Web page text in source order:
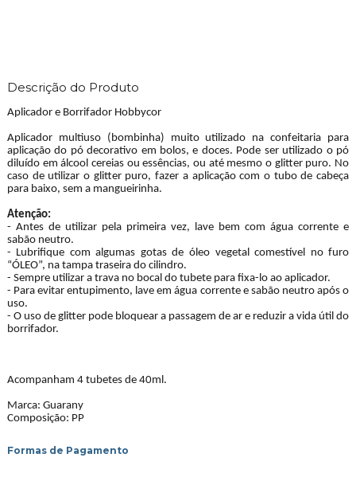
Descrição do Produto
Aplicador e Borrifador Hobbycor
Aplicador multiuso (bombinha) muito utilizado na confeitaria para
aplicação do pó decorativo em bolos, e doces. Pode ser utilizado o pó
diluído em álcool cereias ou essências, ou até mesmo o glitter puro. No
caso de utilizar o glitter puro, fazer a aplicação com o tubo de cabeça
para baixo, sem a mangueirinha.
Atenção:
- Antes de utilizar pela primeira vez, lave bem com água corrente e
sabão neutro.
- Lubrifique com algumas gotas de óleo vegetal comestível no furo
“ÓLEO”, na tampa traseira do cilindro.
- Sempre utilizar a trava no bocal do tubete para fixa-lo ao aplicador.
- Para evitar entupimento, lave em água corrente e sabão neutro após o
uso.
- O uso de glitter pode bloquear a passagem de ar e reduzir a vida útil do
borrifador.
Acompanham 4 tubetes de 40ml.
Marca: Guarany
Composição: PP
Formas de Pagamento